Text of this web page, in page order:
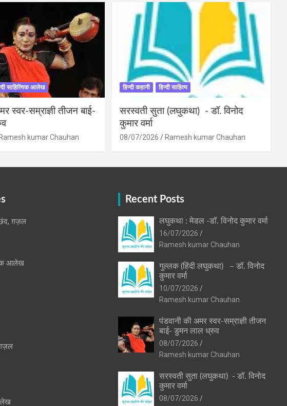
साहित्यिक आलेख
स्वर-सम्राज्ञी तीजन बाई-
Ramesh kumar Chauhan
हिन्दी कहानी हिन्दी साहित्य
सरस्वती सुता (लघुकथा) ​- डॉ. विनोद
कुमार वर्मा
08/07/2026 Ramesh kumar Chauhan
छंद, ग़ज़ल
आलेख
ग़ज़ल
Recent Posts
लघुकथा : मेडल -डॉ. विनोद कुमार वर्मा
16/07/2026
Ramesh kumar Chauhan
गुल्लक (हिंदी लघुकथा) – डॉ. विनोद
कुमार वर्मा
10/07/2026
Ramesh kumar Chauhan
पंडवानी की अमर स्वर-सम्राज्ञी तीजन
बाई- डुमन लाल ध्रुव
08/07/2026
Ramesh kumar Chauhan
सरस्वती सुता (लघुकथा) ​- डॉ. विनोद
कुमार वर्मा
08/07/2026